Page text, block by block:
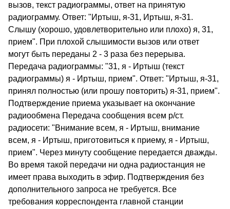
вызов, текст радиограммы, ответ на принятую
радиограмму. Ответ: "Иртыш, я-31, Иртыш, я-31.
Слышу (хорошо, удовлетворительно или плохо) я, 31,
прием". При плохой слышимости вызов или ответ
могут быть переданы 2 - 3 раза без перерыва.
Передача радиограммы: "31, я - Иртыш (текст
радиограммы) я - Иртыш, прием". Ответ: "Иртыш, я-31,
принял полностью (или прошу повторить) я-31, прием".
Подтверждение приема указывает на окончание
радиообмена Передача сообщения всем р/ст.
радиосети: "Внимание всем, я - Иртыш, внимание
всем, я - Иртыш, приготовиться к приему, я - Иртыш,
прием". Через минуту сообщение передается дважды.
Во время такой передачи ни одна радиостанция не
имеет права выходить в эфир. Подтверждения без
дополнительного запроса не требуется. Все
требования корреспондента главной станции